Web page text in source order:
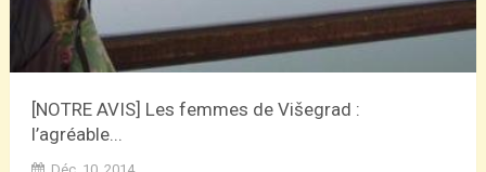
[NOTRE AVIS] Les femmes de Višegrad :
l’agréable...